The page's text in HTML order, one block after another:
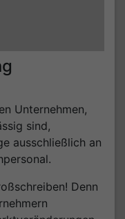
Unternehmen,
sind,
ausschließlich an
Denn